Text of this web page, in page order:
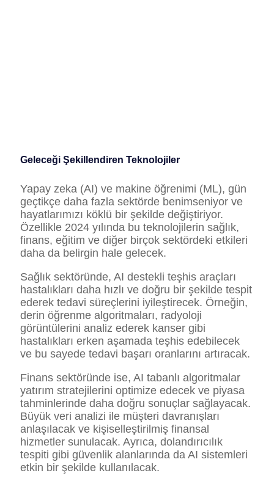
Geleceği Şekillendiren Teknolojiler
Yapay zeka (AI) ve makine öğrenimi (ML), gün
geçtikçe daha fazla sektörde benimseniyor ve
hayatlarımızı köklü bir şekilde değiştiriyor.
Özellikle 2024 yılında bu teknolojilerin sağlık,
finans, eğitim ve diğer birçok sektördeki etkileri
daha da belirgin hale gelecek.
Sağlık sektöründe, AI destekli teşhis araçları
hastalıkları daha hızlı ve doğru bir şekilde tespit
ederek tedavi süreçlerini iyileştirecek. Örneğin,
derin öğrenme algoritmaları, radyoloji
görüntülerini analiz ederek kanser gibi
hastalıkları erken aşamada teşhis edebilecek
ve bu sayede tedavi başarı oranlarını artıracak.
Finans sektöründe ise, AI tabanlı algoritmalar
yatırım stratejilerini optimize edecek ve piyasa
tahminlerinde daha doğru sonuçlar sağlayacak.
Büyük veri analizi ile müşteri davranışları
anlaşılacak ve kişiselleştirilmiş finansal
hizmetler sunulacak. Ayrıca, dolandırıcılık
tespiti gibi güvenlik alanlarında da AI sistemleri
etkin bir şekilde kullanılacak.